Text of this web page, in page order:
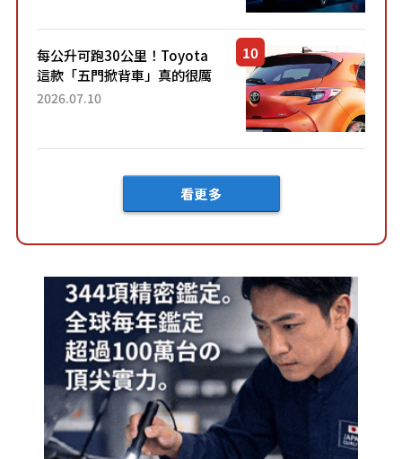
車？...
每公升可跑30公里！Toyota
這款「五門掀背車」真的很厲
害！ 擁有全長4.3公尺的「剛剛
2026.07.10
看更多